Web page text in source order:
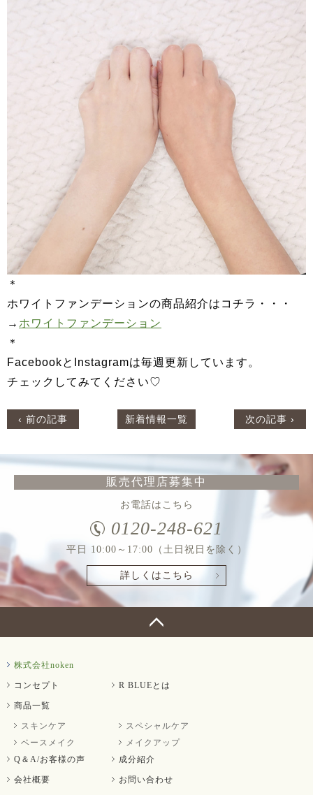
＊
ホワイトファンデーションの商品紹介はコチラ・・・
→ ホワイトファンデーション
＊
FacebookとInstagramは毎週更新しています。
チェックしてみてください♡
‹ 前の記事 新着情報一覧 次の記事 ›
販売代理店募集中
お電話はこちら
0120-248-621
平日 10:00～17:00（土日祝日を除く）
詳しくはこちら
株式会社noken
コンセプト R BLUEとは
商品一覧
スキンケア
スペシャルケア
ベースメイク
メイクアップ
Q＆A/お客様の声
成分紹介
会社概要 お問い合わせ